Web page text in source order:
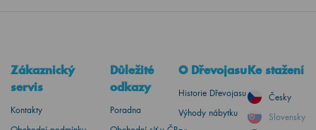
Zákaznický
servis
Kontakty
Důležité
odkazy
Poradna
O Dřevojasu
Historie Dřevojasu
Výhody nábytku
Ke stažení
Česky
Slovensky